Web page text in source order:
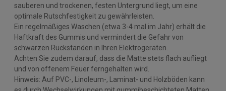
sauberen und trockenen, festen Untergrund liegt, um eine
optimale Rutschfestigkeit zu gewährleisten.
Ein regelmäßiges Waschen (etwa 3-4 mal im Jahr) erhält die
Haftkraft des Gummis und vermindert die Gefahr von
schwarzen Rückständen in Ihren Elektrogeräten.
Achten Sie zudem darauf, dass die Matte stets flach aufliegt
und von offenem Feuer ferngehalten wird.
Hinweis: Auf PVC-, Linoleum-, Laminat- und Holzböden kann